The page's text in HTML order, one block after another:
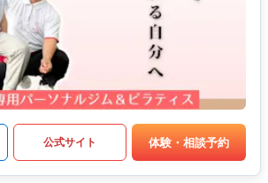
公式サイト 体験・相談予約